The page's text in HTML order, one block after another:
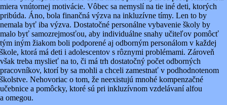
miera vnútornej motivácie. Vôbec sa nemyslí na tie iné deti, ktorých
pribúda. Áno, bola finančná výzva na inkluzívne tímy. Len to by
nemala byť iba výzva. Dostatočné personálne vybavenie školy by
malo byť samozrejmosťou, aby individuálne snahy učiteľov pomôcť
tým iným žiakom boli podporené aj odborným personálom v každej
škole, ktorá má deti i adolescentov s rôznymi problémami. Zároveň
však treba myslieť na to, či má trh dostatočný počet odborných
pracovníkov, ktorí by sa mohli a chceli zamestnať v podhodnotenom
školstve. Nehovoriac o tom, že neexistujú mnohé kompenzačné
učebnice a pomôcky, ktoré sú pri inkluzívnom vzdelávaní alfou
a omegou.